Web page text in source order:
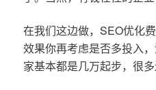
在我们这边做，SEO优化
效果你再考虑是否多投入
家基本都是几万起步，很多